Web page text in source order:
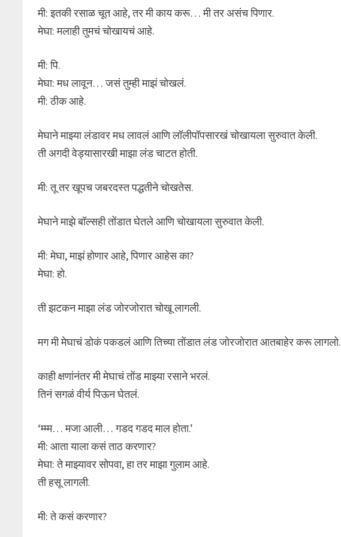
मी: इतकी रसाळ चूत आहे, तर मी काय करू… मी तर असंच पिणार.
मेघा: मलाही तुमचं चोखायचं आहे.
मी: पि.
मेघा: मध लावून… जसं तुम्ही माझं चोखलं.
मी: ठीक आहे.
मेघाने माझ्या लंडावर मध लावलं आणि लॉलीपॉपसारखं चोखायला सुरुवात केली.
ती अगदी वेड्यासारखी माझा लंड चाटत होती.
मी: तू तर खूपच जबरदस्त पद्धतीने चोखतेस.
मेघाने माझे बॉल्सही तोंडात घेतले आणि चोखायला सुरुवात केली.
मी: मेघा, माझं होणार आहे, पिणार आहेस का?
मेघा: हो.
ती झटकन माझा लंड जोरजोरात चोखू लागली.
मग मी मेघाचं डोकं पकडलं आणि तिच्या तोंडात लंड जोरजोरात आतबाहेर करू लागलो.
काही क्षणांनंतर मी मेघाचं तोंड माझ्या रसाने भरलं.
तिनं सगळं वीर्य पिऊन घेतलं.
‘म्म्म… मजा आली… गडद गडद माल होता.’
मी: आता याला कसं ताठ करणार?
मेघा: ते माझ्यावर सोपवा, हा तर माझा गुलाम आहे.
ती हसू लागली.
मी: ते कसं करणार?